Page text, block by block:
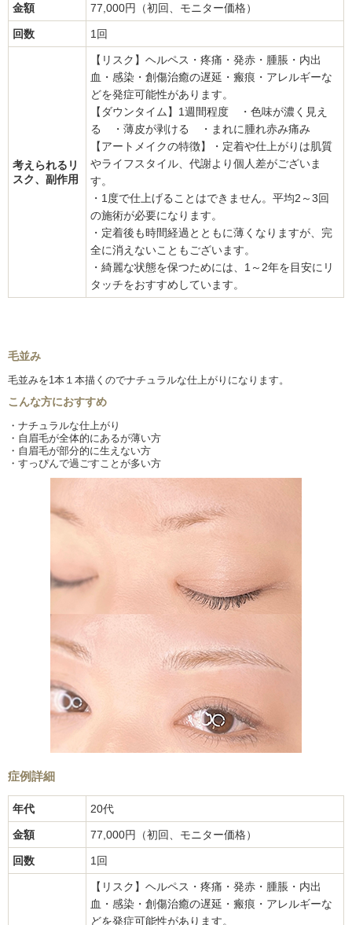
金額 77,000円（初回、モニター価格）
回数 1回
考えられるリ
スク、副作用
【リスク】ヘルペス・疼痛・発赤・腫脹・内出
血・感染・創傷治癒の遅延・瘢痕・アレルギーな
どを発症可能性があります。
【ダウンタイム】1週間程度 ・色味が濃く見え
る ・薄皮が剥ける ・まれに腫れ赤み痛み
【アートメイクの特徴】・定着や仕上がりは肌質
やライフスタイル、代謝より個人差がございま
す。
・1度で仕上げることはできません。平均2～3回
の施術が必要になります。
・定着後も時間経過とともに薄くなりますが、完
全に消えないこともございます。
・綺麗な状態を保つためには、1～2年を目安にリ
タッチをおすすめしています。
毛並み
毛並みを1本１本描くのでナチュラルな仕上がりになります。
こんな方におすすめ
・ナチュラルな仕上がり
・自眉毛が全体的にあるが薄い方
・自眉毛が部分的に生えない方
・すっぴんで過ごすことが多い方
症例詳細
年代 20代
金額 77,000円（初回、モニター価格）
回数 1回
【リスク】ヘルペス・疼痛・発赤・腫脹・内出
血・感染・創傷治癒の遅延・瘢痕・アレルギーな
どを発症可能性があります。